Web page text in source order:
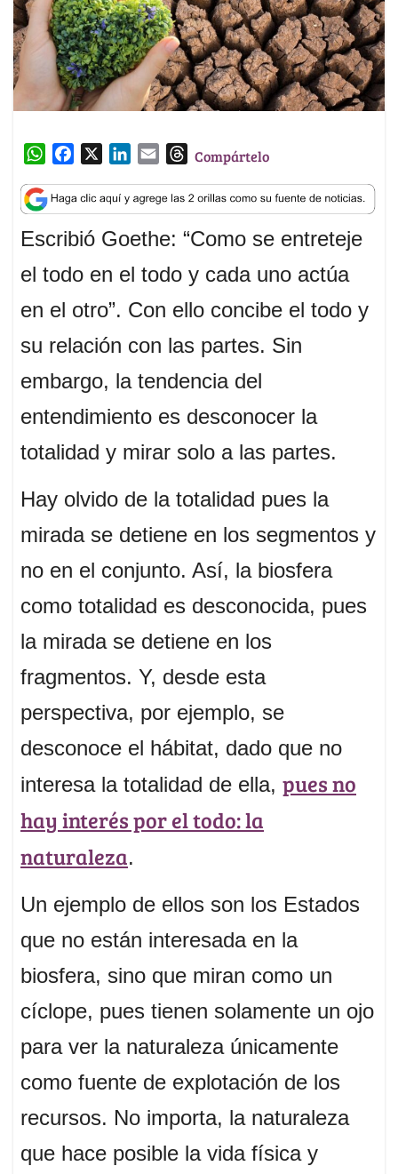
W
a
t
s
p
p
c
e
b
o
k
n
k
e
I
n
a
i
l
T
r
e
a
s
Compártelo
Escribió Goethe: “Como se entreteje
el todo en el todo y cada uno actúa
en el otro”. Con ello concibe el todo y
su relación con las partes. Sin
embargo, la tendencia del
entendimiento es desconocer la
totalidad y mirar solo a las partes.
Hay olvido de la totalidad pues la
mirada se detiene en los segmentos y
no en el conjunto. Así, la biosfera
como totalidad es desconocida, pues
la mirada se detiene en los
fragmentos. Y, desde esta
perspectiva, por ejemplo, se
desconoce el hábitat, dado que no
interesa la totalidad de ella, pues no
hay interés por el todo: la
naturaleza.
Un ejemplo de ellos son los Estados
que no están interesada en la
biosfera, sino que miran como un
cíclope, pues tienen solamente un ojo
para ver la naturaleza únicamente
como fuente de explotación de los
recursos. No importa, la naturaleza
que hace posible la vida física y